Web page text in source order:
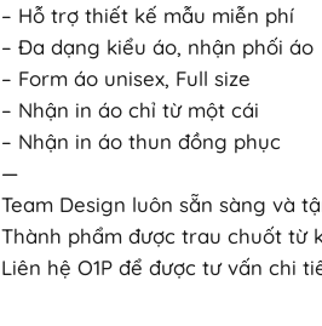
– Hỗ trợ thiết kế mẫu miễn phí
– Đa dạng kiểu áo, nhận phối áo
– Form áo unisex, Full size
– Nhận in áo chỉ từ một cái
– Nhận in áo thun đồng phục
—
Team Design luôn sẵn sàng và
Thành phẩm được trau chuốt từ
Liên hệ O1P để được tư vấn chi